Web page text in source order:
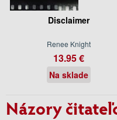
Disclaimer
Renee Knight
13.95 €
Na sklade
Názory